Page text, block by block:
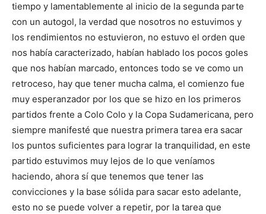
tiempo y lamentablemente al inicio de la segunda parte
con un autogol, la verdad que nosotros no estuvimos y
los rendimientos no estuvieron, no estuvo el orden que
nos había caracterizado, habían hablado los pocos goles
que nos habían marcado, entonces todo se ve como un
retroceso, hay que tener mucha calma, el comienzo fue
muy esperanzador por los que se hizo en los primeros
partidos frente a Colo Colo y la Copa Sudamericana, pero
siempre manifesté que nuestra primera tarea era sacar
los puntos suficientes para lograr la tranquilidad, en este
partido estuvimos muy lejos de lo que veníamos
haciendo, ahora sí que tenemos que tener las
convicciones y la base sólida para sacar esto adelante,
esto no se puede volver a repetir, por la tarea que